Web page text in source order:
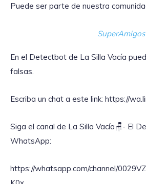
Puede ser parte de nuestra
SuperAmigos
En el Detectbot de La Silla Vacía
falsas.
Escriba un chat a este link: https://
‎Siga el canal de La Silla Vacía🪑- El
WhatsApp:
https://whatsapp.com/channel/